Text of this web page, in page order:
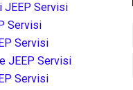
JEEP Servisi
Servisi
Servisi
JEEP Servisi
Servisi